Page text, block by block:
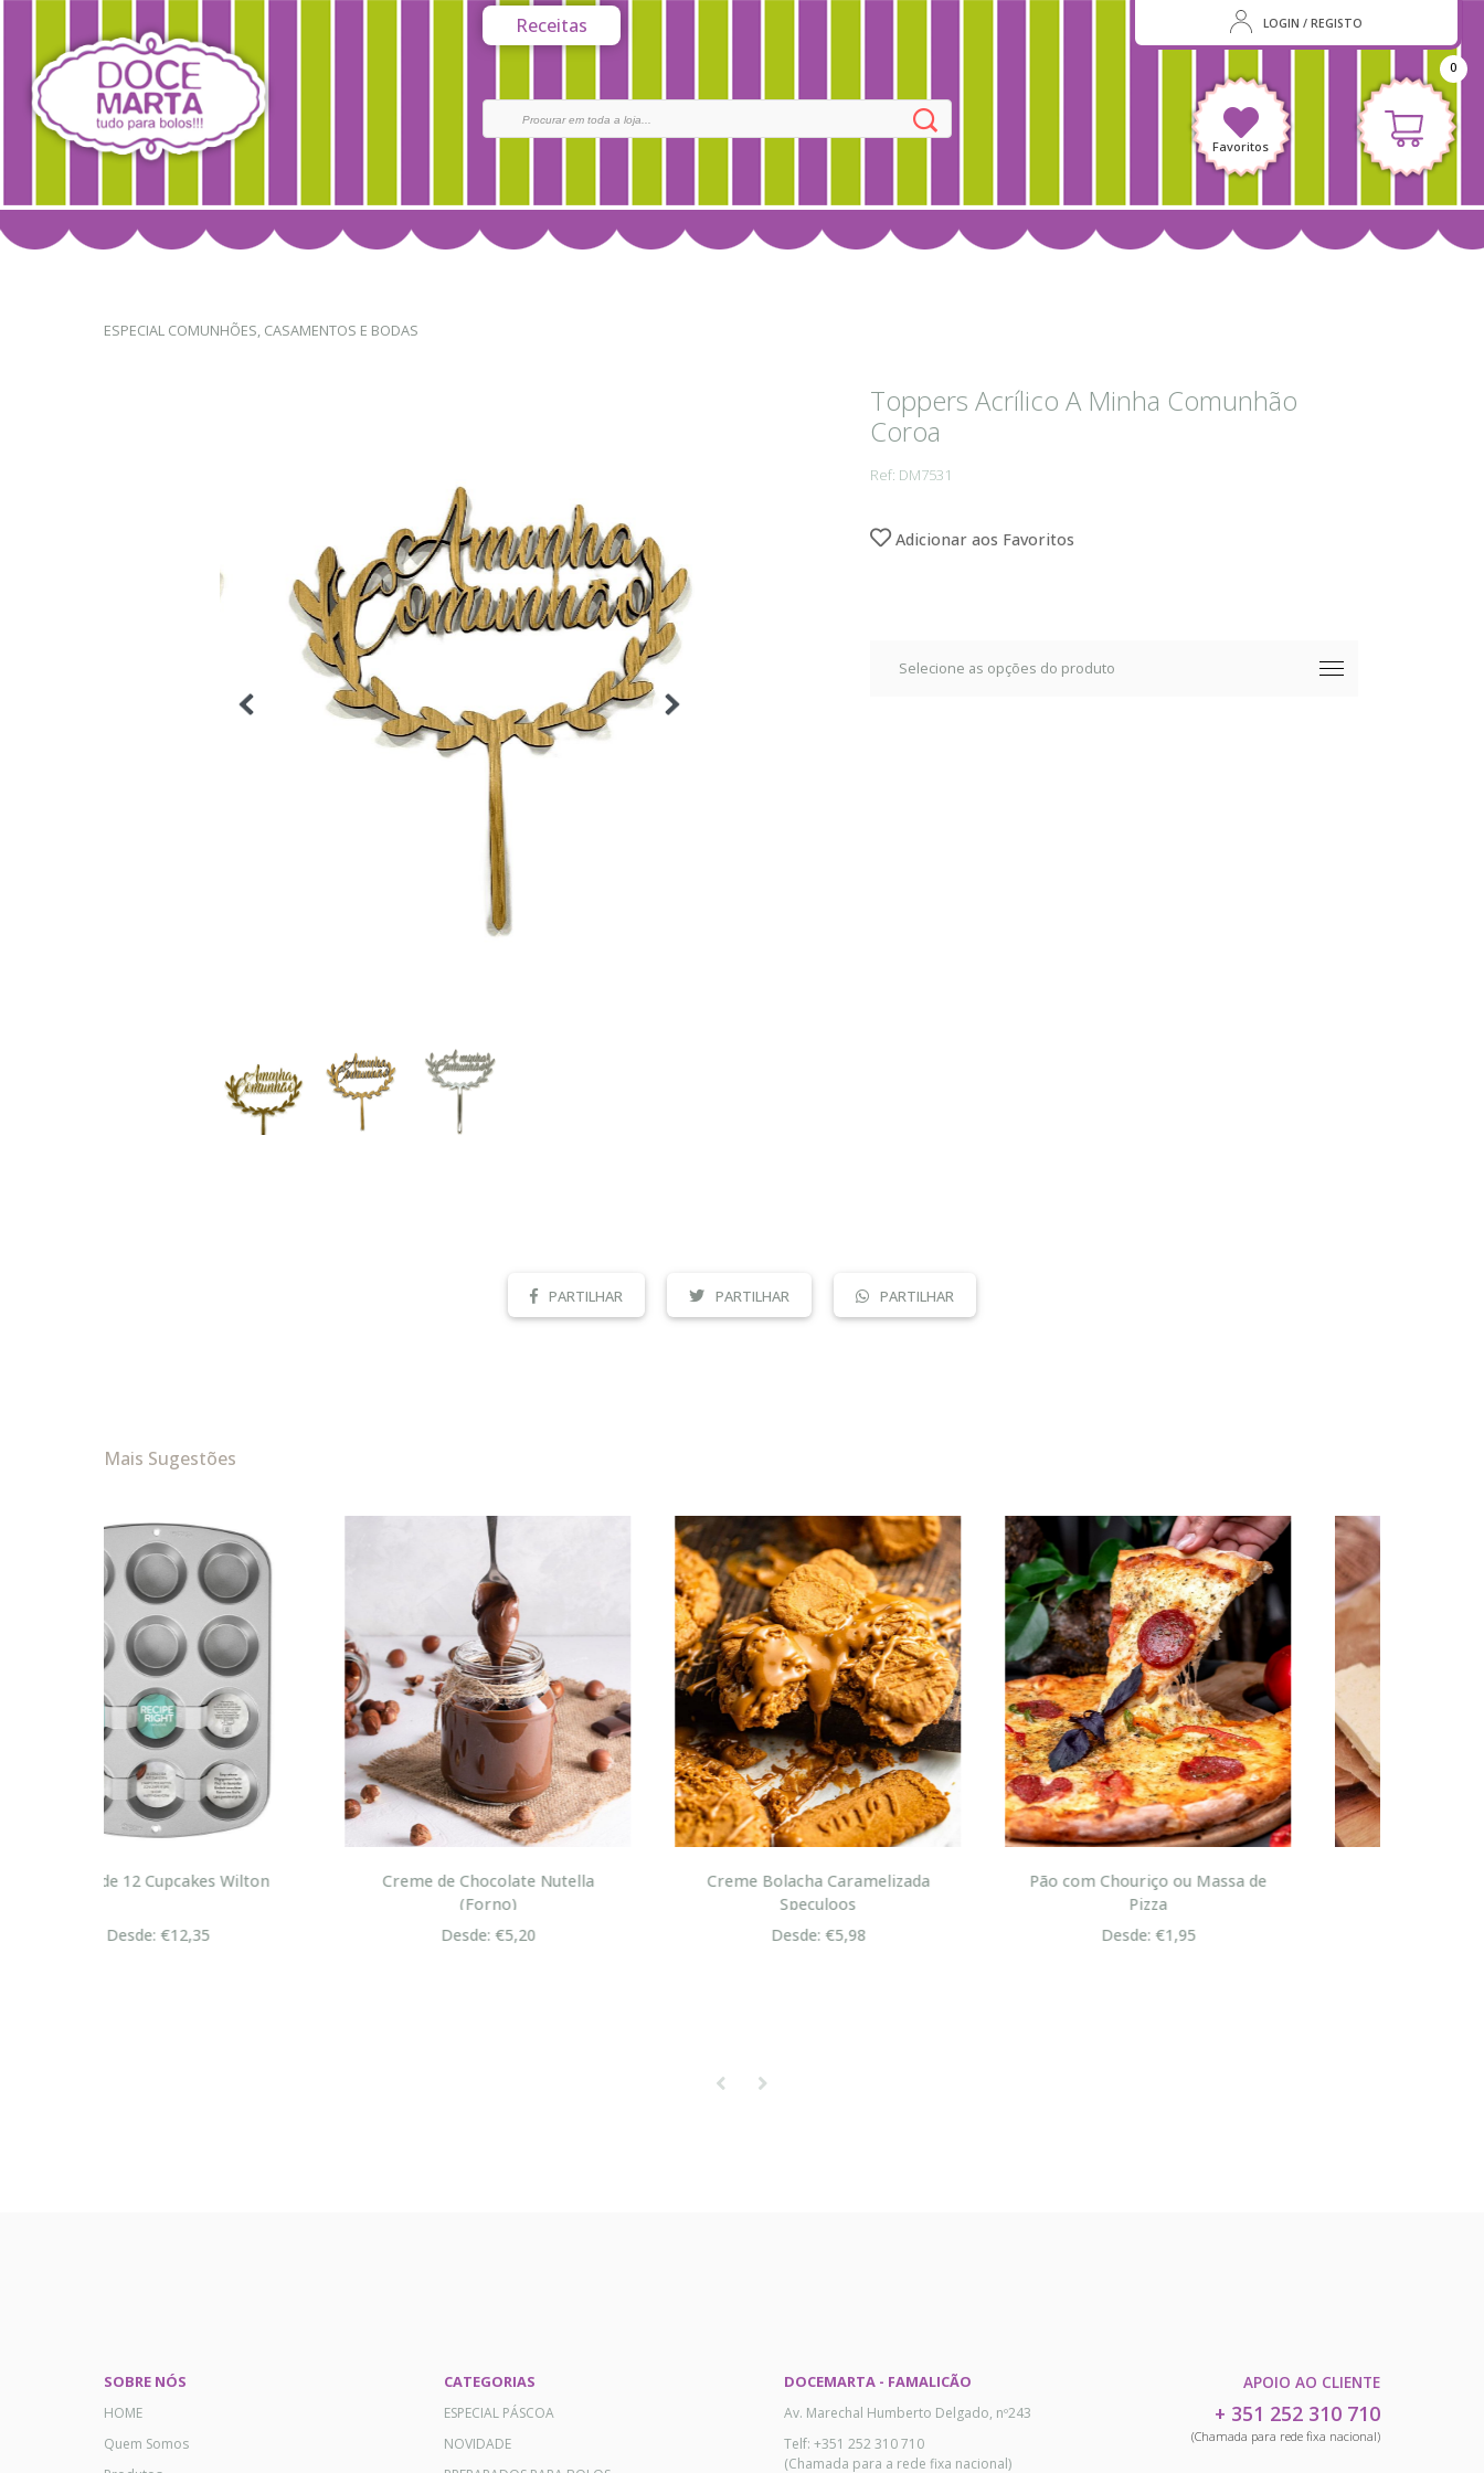
Receitas LOGIN / REGISTO
Favoritos
0
ESPECIAL COMUNHÕES, CASAMENTOS E BODAS
Toppers Acrílico A Minha Comunhão
Coroa
Ref: DM7531
Adicionar aos Favoritos
PARTILHAR PARTILHAR PARTILHAR
Mais Sugestões
Creme de Chocolate Nutella
Desde: €5,20
Creme Bolacha Caramelizada
Desde: €5,98
Pão com Chouriço ou Massa de
Desde: €1,95
Margarina Bolo Rei
Desde: €4,95
SOBRE NÓS
HOME
Quem Somos
CATEGORIAS
ESPECIAL PÁSCOA
NOVIDADE
DOCEMARTA - FAMALICÃO
Av. Marechal Humberto Delgado, nº243
Telf: +351 252 310 710
(Chamada para a rede fixa nacional)
APOIO AO CLIENTE
+ 351 252 310 710
(Chamada para rede fixa nacional)